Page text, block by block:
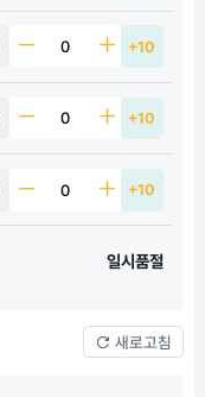
+10
+10
+10
일시품절
새로고침